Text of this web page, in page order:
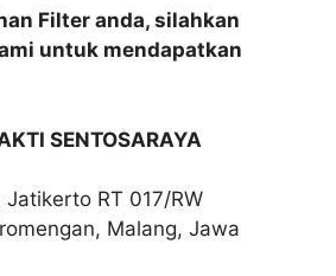
Filter anda, silahkan
untuk mendapatkan
SENTOSARAYA
Jatikerto RT 017/RW
Malang, Jawa